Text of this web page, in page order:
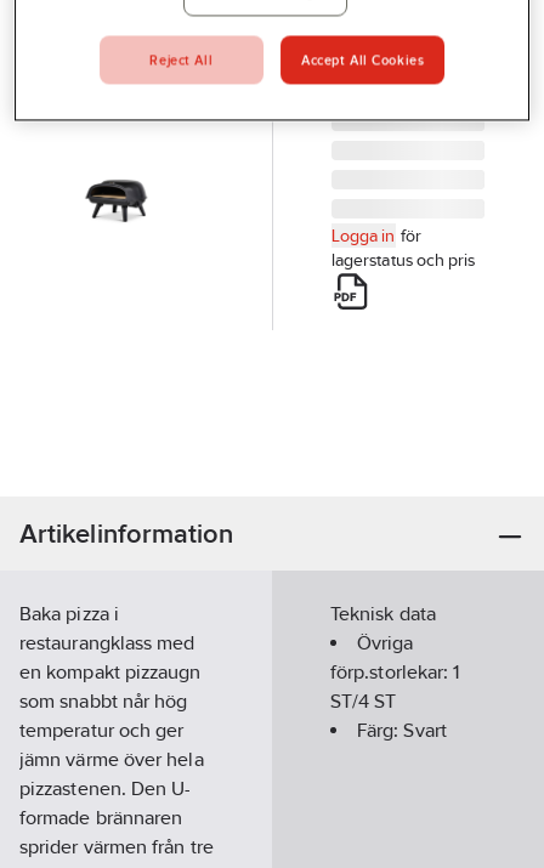
Serviceverkstad
PIZZAUGN
Artikelnr: 84783050
Logga in för
lagerstatus och pris
Artikelinformation
Baka pizza i
restaurangklass med
en kompakt pizzaugn
som snabbt når hög
temperatur och ger
jämn värme över hela
pizzastenen. Den U-
formade brännaren
sprider värmen från tre
Teknisk data
Övriga
förp.storlekar:1
ST/4 ST
Färg:Svart
Reject All Accept All Cookies